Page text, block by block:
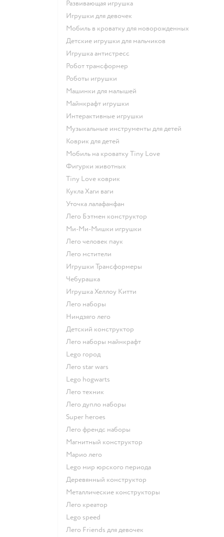
Развивающая игрушка
Игрушки для девочек
Мобиль в кроватку для новорожденных
Детские игрушки для мальчиков
Игрушка антистресс
Робот трансформер
Роботы игрушки
Машинки для малышей
Майнкрафт игрушки
Интерактивные игрушки
Музыкальные инструменты для детей
Коврик для детей
Мобиль на кроватку Tiny Love
Фигурки животных
Tiny Love коврик
Кукла Хаги ваги
Уточка лалафанфан
Лего Бэтмен конструктор
Ми-Ми-Мишки игрушки
Лего человек паук
Лего мстители
Игрушки Трансформеры
Чебурашка
Игрушка Хеллоу Китти
Лего наборы
Ниндзяго лего
Детский конструктор
Лего наборы майнкрафт
Lego город
Лего star wars
Lego hogwarts
Лего техник
Лего дупло наборы
Super heroes
Лего френдс наборы
Магнитный конструктор
Марио лего
Lego мир юрского периода
Деревянный конструктор
Металлические конструкторы
Лего креатор
Lego speed
Лего Friends для девочек